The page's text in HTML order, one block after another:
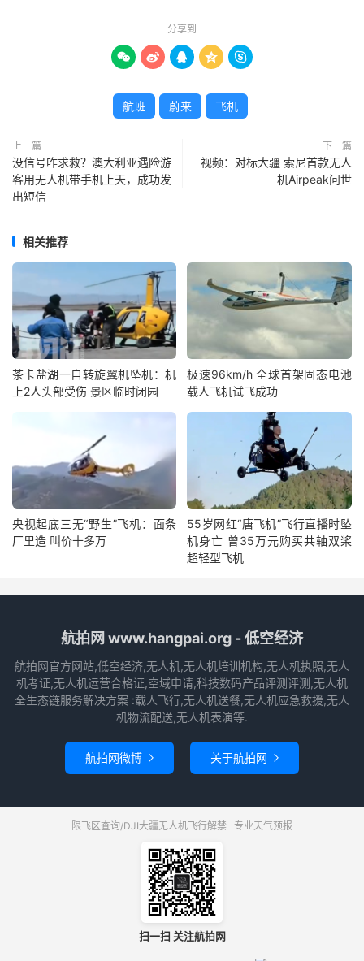
分享到
    
航班 蔚来 飞机
上一篇
没信号咋求救？澳大利亚遇险游
客用无人机带手机上天，成功发
出短信
下一篇
视频：对标大疆 索尼首款无人
机Airpeak问世
相关推荐
茶卡盐湖一自转旋翼机坠机：机
上2人头部受伤 景区临时闭园
极速96km/h 全球首架固态电池
载人飞机试飞成功
央视起底三无“野生”飞机：面条
厂里造 叫价十多万
55岁网红“唐飞机”飞行直播时坠
机身亡 曾35万元购买共轴双桨
超轻型飞机
航拍网 www.hangpai.org - 低空经济
航拍网官方网站,低空经济,无人机,无人机培训机构,无人机执照,无人
机考证,无人机运营合格证,空域申请,科技数码产品评测评测,无人机
全生态链服务解决方案 :载人飞行,无人机送餐,无人机应急救援,无人
机物流配送,无人机表演等.
航拍网微博  关于航拍网 
限飞区查询/DJI大疆无人机飞行解禁 专业天气预报
扫一扫 关注航拍网